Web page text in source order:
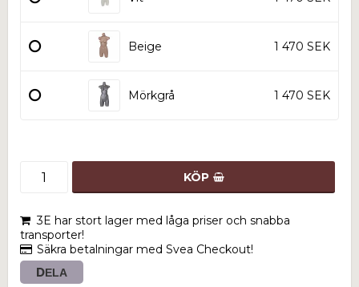
Beige 1 470 SEK
Mörkgrå 1 470 SEK
KÖP
3E har stort lager med låga priser och snabba
transporter!
Säkra betalningar med Svea Checkout!
DELA